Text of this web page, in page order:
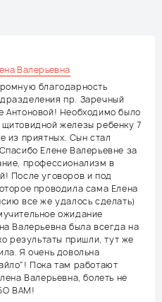
Валерьевна
благодарность
пр. Заречный
Антоновой! Необходимо было
железы ребенку 7
из приятных. Сын стал
Елене Валерьевне за
профессионализм в
После уговоров и под
проводила сама Елена
все же удалось сделать)
ожидание
Валерьевна была всегда на
результаты пришли, тут же
Я очень довольна
Пока там работают
Валерьевна, болеть не
ВАМ!